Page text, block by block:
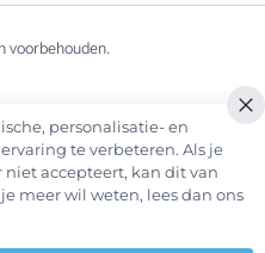
voorbehouden.
personalisatie- en
te verbeteren. Als je
accepteert, kan dit van
meer wil weten, lees dan ons